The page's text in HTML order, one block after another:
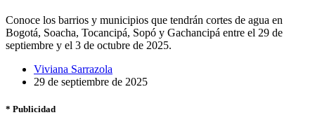
Conoce los barrios y municipios que tendrán cortes de agua en
Bogotá, Soacha, Tocancipá, Sopó y Gachancipá entre el 29 de
septiembre y el 3 de octubre de 2025.
Viviana Sarrazola
29 de septiembre de 2025
* Publicidad